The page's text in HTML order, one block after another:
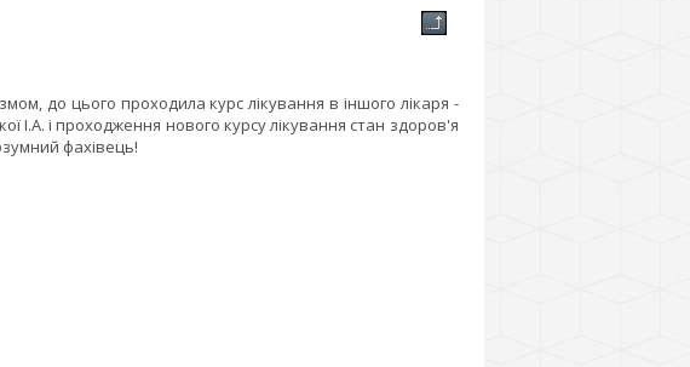
до цього проходила курс лікування в іншого лікаря -
І.А. і проходження нового курсу лікування стан здоров'я
фахівець!